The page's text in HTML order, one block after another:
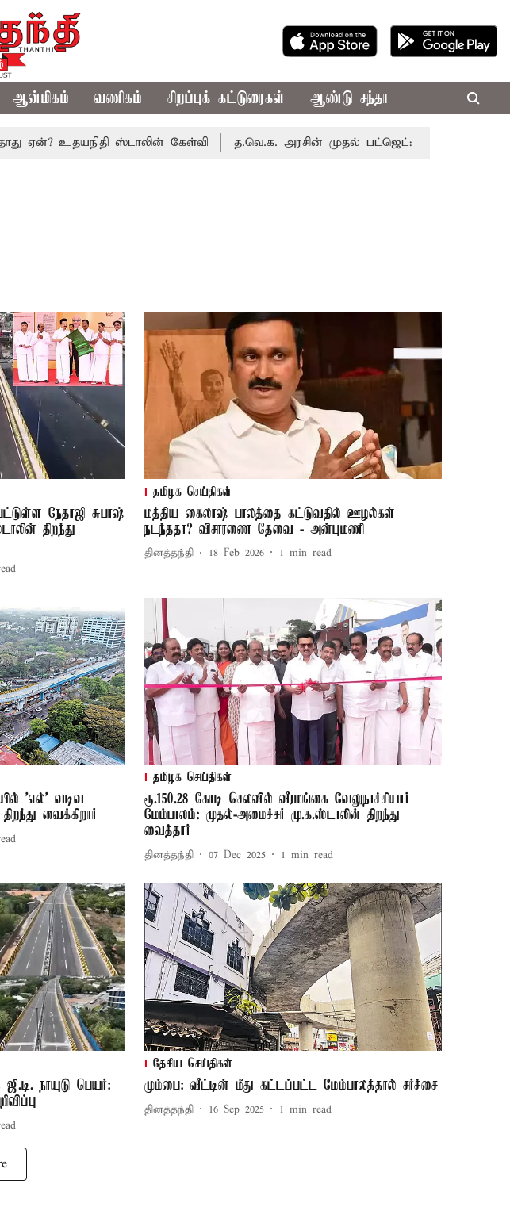
ஆன்மிகம் வணிகம் சிறப்புக் கட்டுரைகள் ஆண்டு சந்தா
உதயநிதி ஸ்டாலின் கேள்வி த.வெ.க. அரசின் முதல் பட்ஜெட்: மாற்றமா?, தடுமாற்றமா?
நேதாஜி சுபாஷ்
திறந்து
தமிழக செய்திகள்
மத்திய கைலாஷ் பாலத்தை கட்டுவதில் ஊழல்கள்
நடந்ததா? விசாரணை தேவை - அன்புமணி
தினத்தந்தி 18 Feb 2026 1 min read
'எல்' வடிவ
வைக்கிறார்
தமிழக செய்திகள்
ரூ.150.28 கோடி செலவில் வீரமங்கை வேலுநாச்சியார்
மேம்பாலம்: முதல்-அமைச்சர் மு.க.ஸ்டாலின் திறந்து
வைத்தார்
தினத்தந்தி 07 Dec 2025 1 min read
நாயுடு பெயர்:
தேசிய செய்திகள்
மும்பை: வீட்டின் மீது கட்டப்பட்ட மேம்பாலத்தால் சர்ச்சை
தினத்தந்தி 16 Sep 2025 1 min read